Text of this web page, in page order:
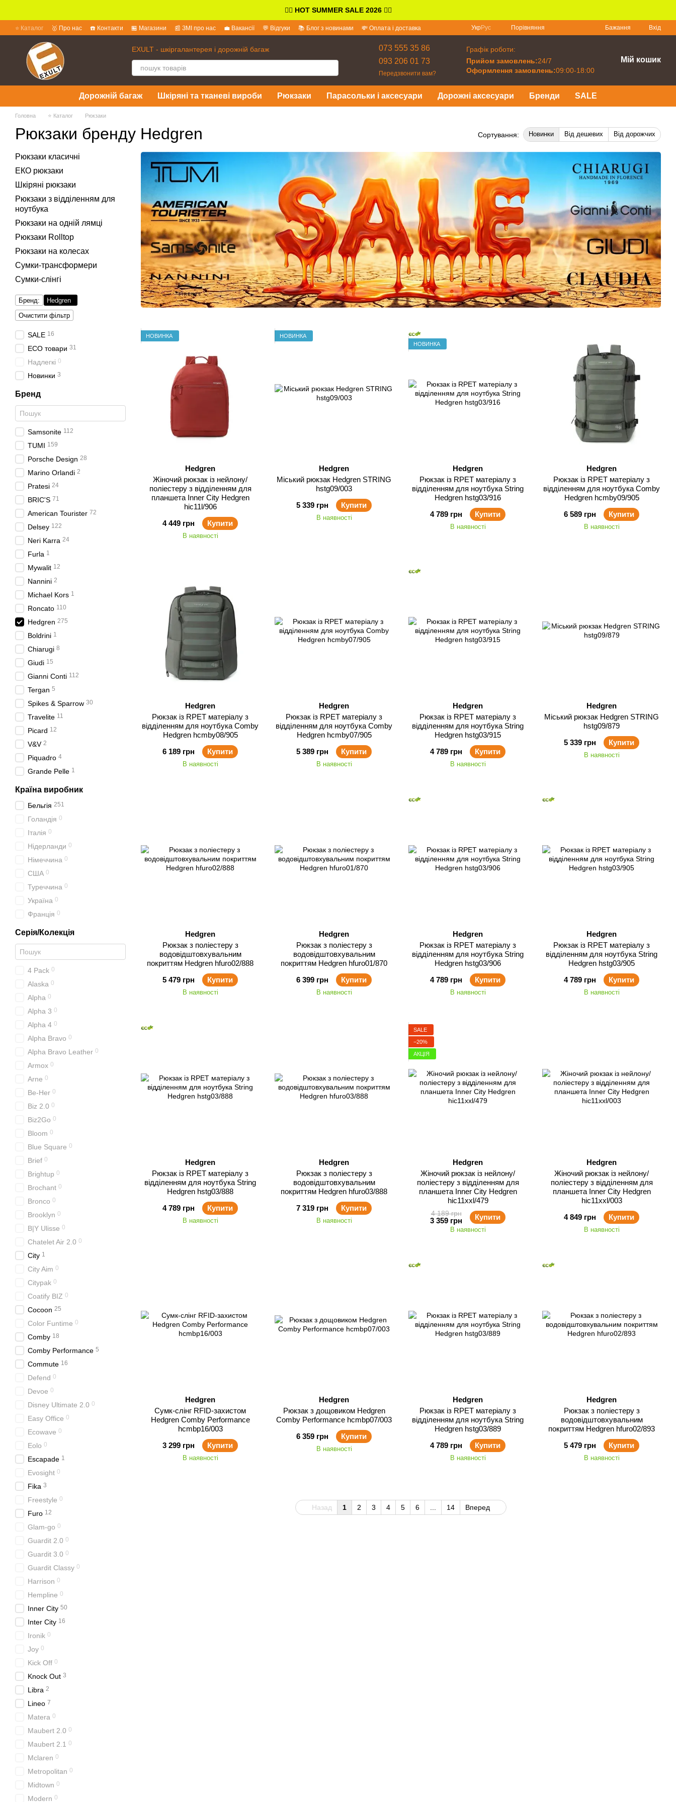
👉🏻 HOT SUMMER SALE 2026👈🏻
⭐ Каталог 🥇 Про нас ☎️ Контакти 🏪 Магазини 📰 ЗМІ про нас 💼 Вакансії 💬 Відгуки 📚 Блог з новинами
💸 Оплата і доставка
УкрРус Порівняння Бажання Вхід
EXULT - шкіргалантерея і дорожній багаж
073 555 35 86
093 206 01 73
Передзвонити вам?
Графік роботи:
Прийом замовлень:24/7
Оформлення замовлень:09:00-18:00
Мій кошик
Дорожній багаж Шкіряні та тканеві вироби Рюкзаки Парасольки і аксесуари Дорожні аксесуари Бренди SALE
Головна ⭐ Каталог Рюкзаки
Рюкзаки бренду Hedgren Сортування: Новинки Від дешевих Від дорожчих
НОВИНКА
Hedgren
Жіночий рюкзак із нейлону/
поліестеру з відділенням для
планшета Inner City Hedgren
hic11l/906
4 449 грн
Купити
В наявності
НОВИНКА
Hedgren
Міський рюкзак Hedgren STRING
hstg09/003
5 339 грн
Купити
В наявності
НОВИНКА
Hedgren
Рюкзак із RPET матеріалу з
відділенням для ноутбука String
Hedgren hstg03/916
4 789 грн
Купити
В наявності
Hedgren
Рюкзак із RPET матеріалу з
відділенням для ноутбука Comby
Hedgren hcmby09/905
6 589 грн
Купити
В наявності
Hedgren
Рюкзак із RPET матеріалу з
відділенням для ноутбука Comby
Hedgren hcmby08/905
6 189 грн
Купити
В наявності
Hedgren
Рюкзак із RPET матеріалу з
відділенням для ноутбука Comby
Hedgren hcmby07/905
5 389 грн
Купити
В наявності
Hedgren
Рюкзак із RPET матеріалу з
відділенням для ноутбука String
Hedgren hstg03/915
4 789 грн
Купити
В наявності
Hedgren
Міський рюкзак Hedgren STRING
hstg09/879
5 339 грн
Купити
В наявності
Hedgren
Рюкзак з поліестеру з
водовідштовхувальним
покриттям Hedgren hfuro02/888
5 479 грн
Купити
В наявності
Hedgren
Рюкзак з поліестеру з
водовідштовхувальним
покриттям Hedgren hfuro01/870
6 399 грн
Купити
В наявності
Hedgren
Рюкзак із RPET матеріалу з
відділенням для ноутбука String
Hedgren hstg03/906
4 789 грн
Купити
В наявності
Hedgren
Рюкзак із RPET матеріалу з
відділенням для ноутбука String
Hedgren hstg03/905
4 789 грн
Купити
В наявності
Hedgren
Рюкзак із RPET матеріалу з
відділенням для ноутбука String
Hedgren hstg03/888
4 789 грн
Купити
В наявності
Hedgren
Рюкзак з поліестеру з
водовідштовхувальним
покриттям Hedgren hfuro03/888
7 319 грн
Купити
В наявності
SALE
−20%
АКЦІЯ
Hedgren
Жіночий рюкзак із нейлону/
поліестеру з відділенням для
планшета Inner City Hedgren
hic11xxl/479
4 189 грн
3 359 грн Купити
В наявності
Hedgren
Жіночий рюкзак із нейлону/
поліестеру з відділенням для
планшета Inner City Hedgren
hic11xxl/003
4 849 грн
Купити
В наявності
Hedgren
Сумк-слінг RFID-захистом
Hedgren Comby Performance
hcmbp16/003
3 299 грн
Купити
В наявності
Hedgren
Рюкзак з дощовиком Hedgren
Comby Performance hcmbp07/003
6 359 грн
Купити
В наявності
Hedgren
Рюкзак із RPET матеріалу з
відділенням для ноутбука String
Hedgren hstg03/889
4 789 грн
Купити
В наявності
Hedgren
Рюкзак з поліестеру з
водовідштовхувальним
покриттям Hedgren hfuro02/893
5 479 грн
Купити
В наявності
Назад 1 2 3 4 5 6 14 Вперед
Рюкзаки класичні
ЕКО рюкзаки
Шкіряні рюкзаки
Рюкзаки з відділенням для
ноутбука
Рюкзаки на одній лямці
Рюкзаки Rolltop
Рюкзаки на колесах
Сумки-трансформери
Сумки-слінгі
Бренд:
Hedgren
Очистити фільтр
SALE 16
ECO товари 31
Надлегкі 0
Новинки 3
Бренд
Samsonite 112
TUMI 159
Porsche Design 28
Marino Orlandi 2
Pratesi 24
BRIC'S 71
American Tourister 72
Delsey 122
Neri Karra 24
Furla 1
Mywalit 12
Nannini 2
Michael Kors 1
Roncato 110
Hedgren 275
Boldrini 1
Chiarugi 8
Giudi 15
Gianni Conti 112
Tergan 5
Spikes & Sparrow 30
Travelite 11
Picard 12
V&V 2
Piquadro 4
Grande Pelle 1
Країна виробник
Бельгія 251
Голандія 0
Італія 0
Нідерланди 0
Німеччина 0
США 0
Туреччина 0
Україна 0
Франція 0
Серія/Колекція
4 Pack 0
Alaska 0
Alpha 0
Alpha 3 0
Alpha 4 0
Alpha Bravo 0
Alpha Bravo Leather 0
Armox 0
Arne 0
Be-Her 0
Biz 2.0 0
Biz2Go 0
Bloom 0
Blue Square 0
Brief 0
Brightup 0
Brochant 0
Bronco 0
Brooklyn 0
B|Y Ulisse 0
Chatelet Air 2.0 0
City 1
City Aim 0
Citypak 0
Coatify BIZ 0
Cocoon 25
Color Funtime 0
Comby 18
Comby Performance 5
Commute 16
Defend 0
Devoe 0
Disney Ultimate 2.0 0
Easy Office 0
Ecowave 0
Eolo 0
Escapade 1
Evosight 0
Fika 3
Freestyle 0
Furo 12
Glam-go 0
Guardit 2.0 0
Guardit 3.0 0
Guardit Classy 0
Harrison 0
Hempline 0
Inner City 50
Inter City 16
Ironik 0
Joy 0
Kick Off 0
Knock Out 3
Libra 2
Lineo 7
Matera 0
Maubert 2.0 0
Maubert 2.1 0
Mclaren 0
Metropolitan 0
Midtown 0
Modern 0